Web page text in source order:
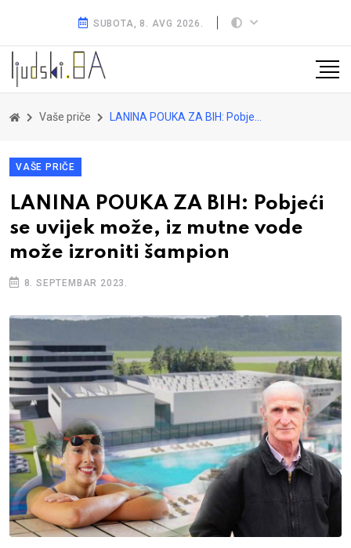
SUBOTA, 8. AVG 2026.
Vaše priče LANINA POUKA ZA BIH: Pobjeći se uvijek može, iz mutne vode može izroniti šampion
VAŠE PRIČE
LANINA POUKA ZA BIH: Pobjeći
se uvijek može, iz mutne vode
može izroniti šampion
8. SEPTEMBAR 2023.